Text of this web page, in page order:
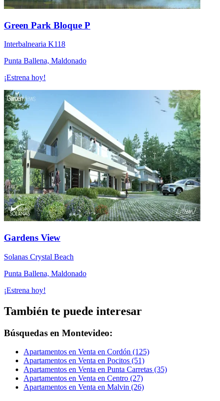
Green Park Bloque P
Interbalnearia K118
Punta Ballena, Maldonado
¡Estrena hoy!
Gardens View
Solanas Crystal Beach
Punta Ballena, Maldonado
¡Estrena hoy!
También te puede interesar
Búsquedas en Montevideo:
Apartamentos en Venta en Cordón (125)
Apartamentos en Venta en Pocitos (51)
Apartamentos en Venta en Punta Carretas (35)
Apartamentos en Venta en Centro (27)
Apartamentos en Venta en Malvin (26)